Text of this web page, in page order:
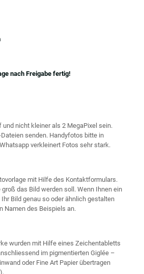
nach Freigabe fertig!
nicht kleiner als 2 MegaPixel sein.
senden. Handyfotos bitte in
verkleinert Fotos sehr stark.
mit Hilfe des Kontaktformulars.
das Bild werden soll. Wenn Ihnen ein
Bild genau so oder ähnlich gestalten
Namen des Beispiels an.
wurden mit Hilfe eines Zeichentabletts
im pigmentierten Giglée –
oder Fine Art Papier übertragen